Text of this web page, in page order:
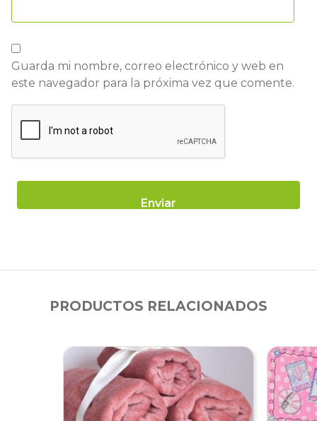
Guarda mi nombre, correo electrónico y web en
este navegador para la próxima vez que comente.
PRODUCTOS RELACIONADOS